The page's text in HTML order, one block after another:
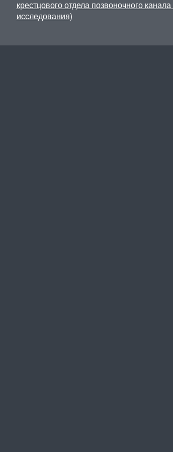
крестцового отдела позвоночного
исследования)